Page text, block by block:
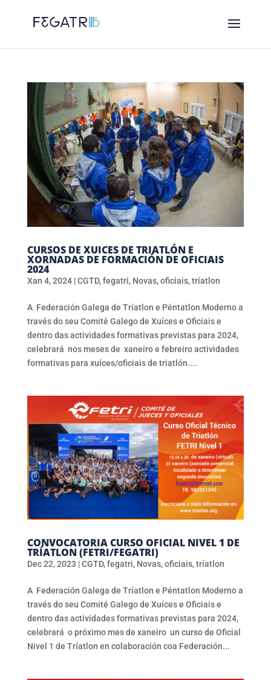
CURSOS DE XUICES DE TRIATLÓN E
XORNADAS DE FORMACIÓN DE OFICIAIS
2024
Xan 4, 2024|CGTD,fegatri, Novas,oficiais,tríatlon
A Federación Galega de Tríatlon e Péntatlon Moderno a
través do seu Comité Galego de Xuíces e Oficiais e
dentro das actividades formativas previstas para 2024,
celebrará nos meses de xaneiro e febreiro actividades
formativas para xuíces/oficiais de triatlón....
CONVOCATORIA CURSO OFICIAL NIVEL 1 DE
TRÍATLON (FETRI/FEGATRI)
Dec 22, 2023 |CGTD,fegatri, Novas,oficiais,tríatlon
A Federación Galega de Tríatlon e Péntatlon Moderno a
través do seu Comité Galego de Xuíces e Oficiais e
dentro das actividades formativas previstas para 2024,
celebrará o próximo mes de xaneiro un curso de Oficial
Nivel 1 de Tríatlon en colaboración coa Federación...